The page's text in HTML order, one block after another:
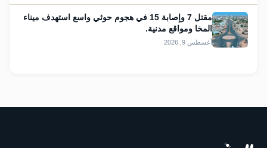
مقتل 7 وإصابة 15 في هجوم حوثي واسع استهدف ميناء
المخا ومواقع مدنية.
أغسطس 9, 2026